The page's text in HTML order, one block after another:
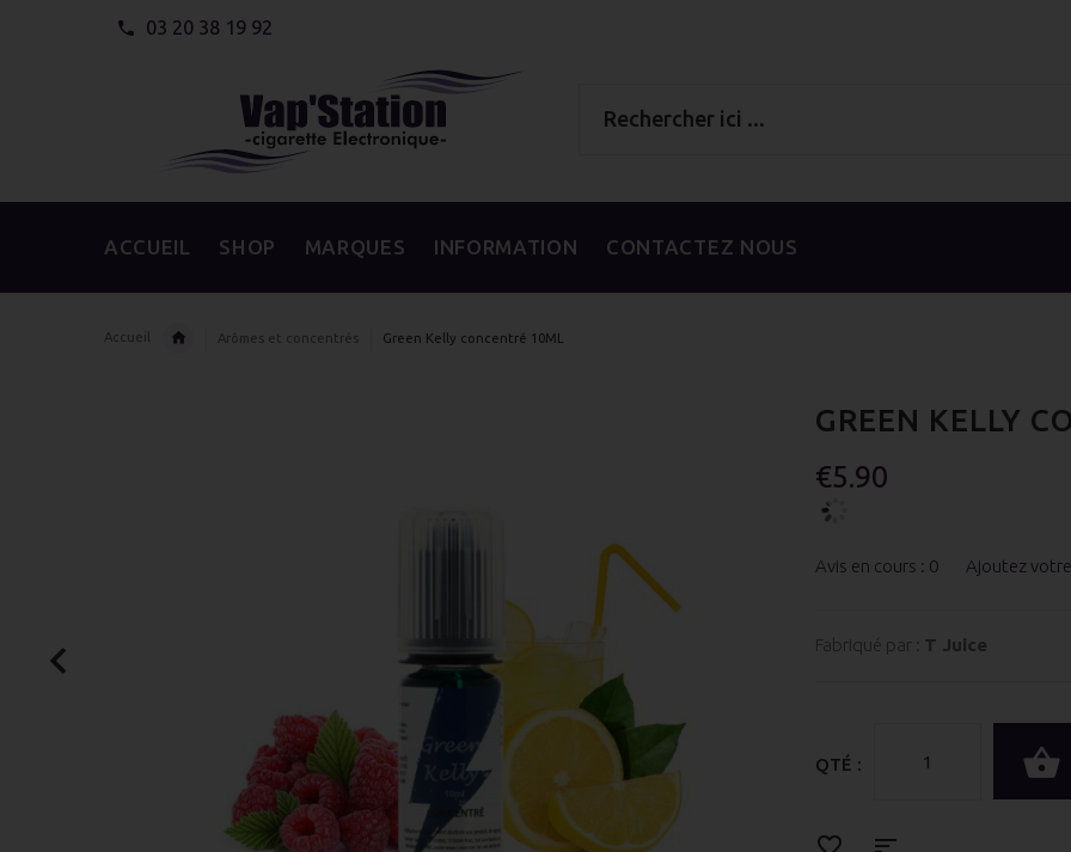
03 20 38 19 92
ACCUEIL SHOP MARQUES INFORMATION CONTACTEZ NOUS
Accueil Arômes et concentrés Green Kelly concentré 10ML
GREEN KELLY
€5.90
Avis en cours : 0 Ajoutez
Fabriqué par : T Juice
QTÉ :